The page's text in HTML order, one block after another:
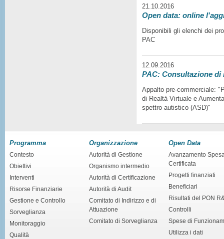
21.10.2016
Open data: online
Disponibili gli elenchi dei
PAC
12.09.2016
PAC: Consultazione di
Appalto pre-commerciale:
di Realtà Virtuale e
spettro autistico (ASD)"
Programma
Contesto
Obiettivi
Interventi
Risorse Finanziarie
Gestione e Controllo
Sorveglianza
Monitoraggio
Qualità
Organizzazione
Autorità di Gestione
Organismo intermedio
Autorità di Certificazione
Autorità di Audit
Comitato di Indirizzo e di
Attuazione
Comitato di Sorveglianza
Open Data
Avanzamento
Certificata
Progetti finanziati
Beneficiari
Risultati del PON
Controlli
Spese di
Utilizza i dati